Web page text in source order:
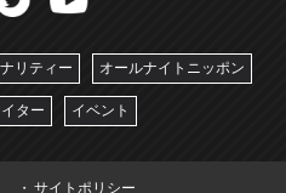
リティー オールナイトニッポン
ター イベント
サイトポリシー